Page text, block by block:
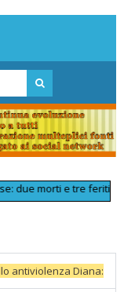
morti e tre feriti gravi
antiviolenza Diana: